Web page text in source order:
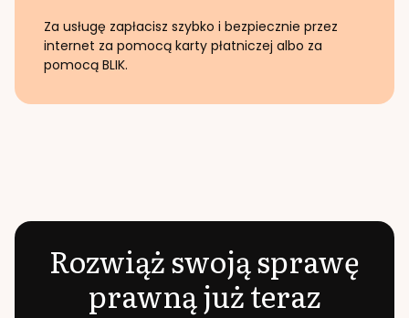
Za usługę zapłacisz szybko i bezpiecznie przez
internet za pomocą karty płatniczej albo za
pomocą BLIK.
Rozwiąż swoją sprawę
prawną już teraz